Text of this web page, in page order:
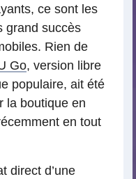
ce sont les
grand succès
Rien de
Go, version libre
populaire, ait été
la boutique en
en tout
direct d’une